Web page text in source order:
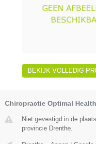
BEKIJK VOLLEDIG
Chiropractie Optimal Health
Niet gevestigd in de
provincie Drenthe.